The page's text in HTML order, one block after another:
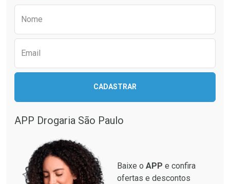
Nome
Email
CADASTRAR
APP Drogaria São Paulo
Baixe o APP e confira
ofertas e descontos